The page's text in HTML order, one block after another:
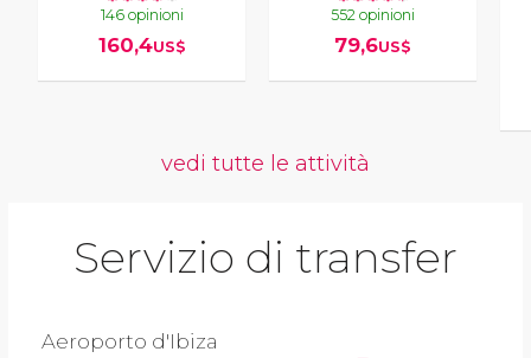
146 opinioni
160,4US$
552 opinioni
79,6US$
vedi tutte le attività
Servizio di transfer
Aeroporto d'Ibiza